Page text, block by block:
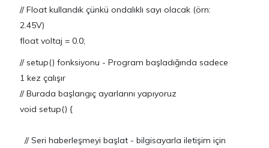
// Float kullandık çünkü ondalıklı sayı olacak (örn:
2.45V)
float voltaj = 0.0;
// setup() fonksiyonu - Program başladığında sadece
1 kez çalışır
// Burada başlangıç ayarlarını yapıyoruz
void setup() {
// Seri haberleşmeyi başlat - bilgisayarla iletişim için